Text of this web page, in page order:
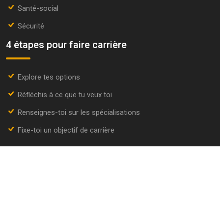
Santé-social
Sécurité
4 étapes pour faire carrière
Explore tes options
Réfléchis à ce que tu veux toi
Renseignes-toi sur les spécialisations
Fixe-toi un objectif de carrière